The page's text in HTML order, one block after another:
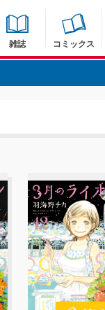
雑誌 コミックス